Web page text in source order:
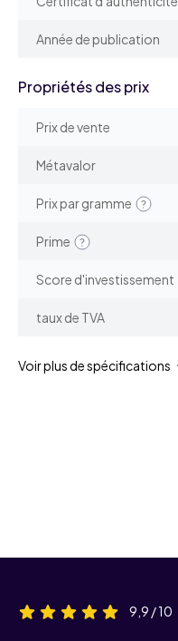
Année de publication
Propriétés des prix
Prix de vente
Métavalor
Prix par gramme
Prime
Score d'investissement
taux de TVA
Voir plus de spécifications
9,9 / 10